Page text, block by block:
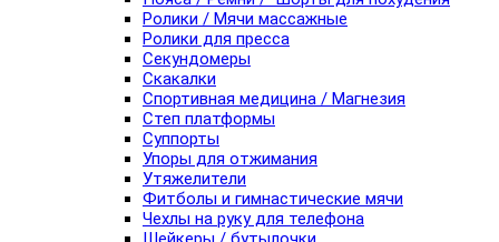
Ролики / Мячи массажные
Ролики для пресса
Секундомеры
Скакалки
Спортивная медицина / Магнезия
Степ платформы
Суппорты
Упоры для отжимания
Утяжелители
Фитболы и гимнастические мячи
Чехлы на руку для телефона